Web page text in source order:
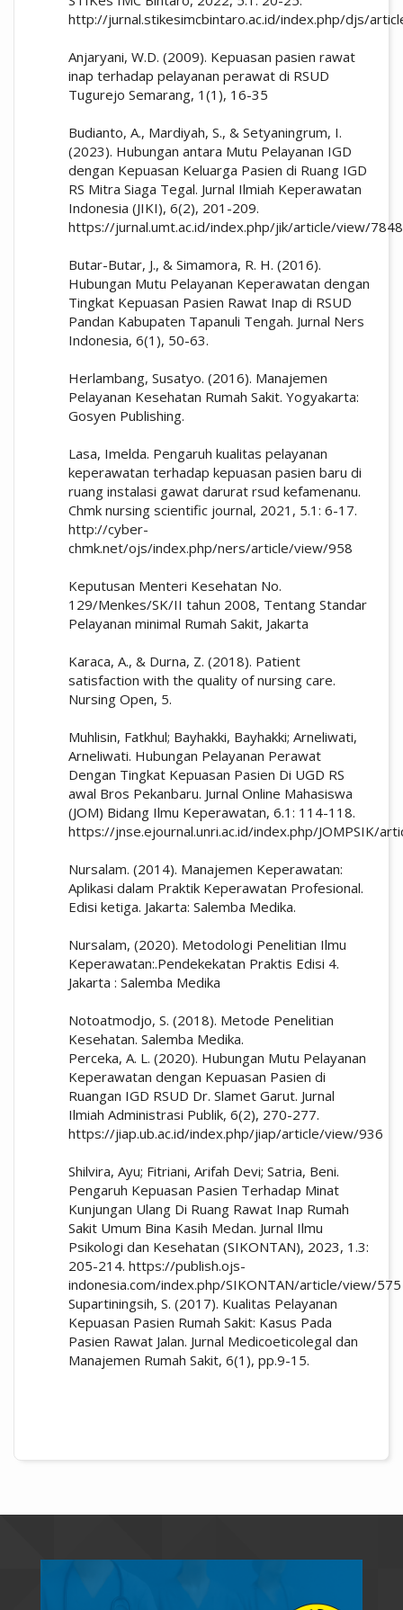
http://jurnal.stikesimcbintaro.ac.id/index.php/djs/
Anjaryani, W.D. (2009). Kepuasan pasien rawat
inap terhadap pelayanan perawat di RSUD
Tugurejo Semarang, 1(1), 16-35
Budianto, A., Mardiyah, S., & Setyaningrum, I.
(2023). Hubungan antara Mutu Pelayanan IGD
dengan Kepuasan Keluarga Pasien di Ruang IGD
RS Mitra Siaga Tegal. Jurnal Ilmiah Keperawatan
Indonesia (JIKI), 6(2), 201-209.
https://jurnal.umt.ac.id/index.php/jik/article/view/7848
Butar-Butar, J., & Simamora, R. H. (2016).
Hubungan Mutu Pelayanan Keperawatan dengan
Tingkat Kepuasan Pasien Rawat Inap di RSUD
Pandan Kabupaten Tapanuli Tengah. Jurnal Ners
Indonesia, 6(1), 50-63.
Herlambang, Susatyo. (2016). Manajemen
Pelayanan Kesehatan Rumah Sakit. Yogyakarta:
Gosyen Publishing.
Lasa, Imelda. Pengaruh kualitas pelayanan
keperawatan terhadap kepuasan pasien baru di
ruang instalasi gawat darurat rsud kefamenanu.
Chmk nursing scientific journal, 2021, 5.1: 6-17.
http://cyber-
chmk.net/ojs/index.php/ners/article/view/958
Keputusan Menteri Kesehatan No.
129/Menkes/SK/II tahun 2008, Tentang Standar
Pelayanan minimal Rumah Sakit, Jakarta
Karaca, A., & Durna, Z. (2018). Patient
satisfaction with the quality of nursing care.
Nursing Open, 5.
Muhlisin, Fatkhul; Bayhakki, Bayhakki; Arneliwati,
Arneliwati. Hubungan Pelayanan Perawat
Dengan Tingkat Kepuasan Pasien Di UGD RS
awal Bros Pekanbaru. Jurnal Online Mahasiswa
(JOM) Bidang Ilmu Keperawatan, 6.1: 114-118.
https://jnse.ejournal.unri.ac.id/index.php/JOMPSIK/
Nursalam. (2014). Manajemen Keperawatan:
Aplikasi dalam Praktik Keperawatan Profesional.
Edisi ketiga. Jakarta: Salemba Medika.
Nursalam, (2020). Metodologi Penelitian Ilmu
Keperawatan:.Pendekekatan Praktis Edisi 4.
Jakarta : Salemba Medika
Notoatmodjo, S. (2018). Metode Penelitian
Kesehatan. Salemba Medika.
Perceka, A. L. (2020). Hubungan Mutu Pelayanan
Keperawatan dengan Kepuasan Pasien di
Ruangan IGD RSUD Dr. Slamet Garut. Jurnal
Ilmiah Administrasi Publik, 6(2), 270-277.
https://jiap.ub.ac.id/index.php/jiap/article/view/936
Shilvira, Ayu; Fitriani, Arifah Devi; Satria, Beni.
Pengaruh Kepuasan Pasien Terhadap Minat
Kunjungan Ulang Di Ruang Rawat Inap Rumah
Sakit Umum Bina Kasih Medan. Jurnal Ilmu
Psikologi dan Kesehatan (SIKONTAN), 2023, 1.3:
205-214. https://publish.ojs-
indonesia.com/index.php/SIKONTAN/article/view/575
Supartiningsih, S. (2017). Kualitas Pelayanan
Kepuasan Pasien Rumah Sakit: Kasus Pada
Pasien Rawat Jalan. Jurnal Medicoeticolegal dan
Manajemen Rumah Sakit, 6(1), pp.9-15.